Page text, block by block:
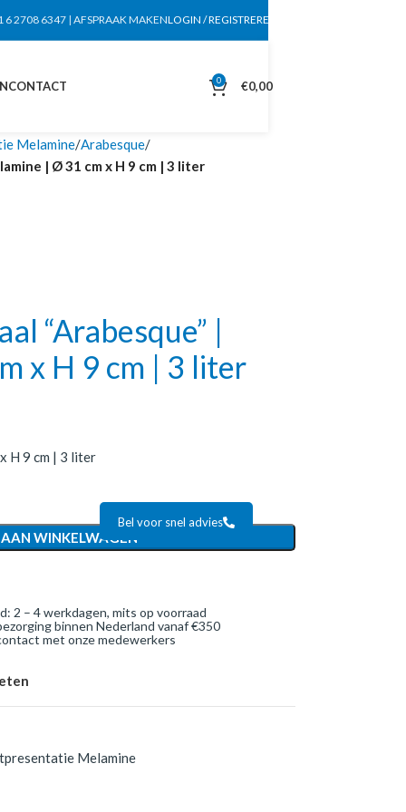
6 2708 6347 | AFSPRAAK MAKENLOGIN / REGISTREREN
CONTACT 0 €0,00
Melamine Arabesque
| Ø 31 cm x H 9 cm | 3 liter
“Arabesque” |
x H 9 cm | 3 liter
H 9 cm | 3 liter
WINKELWAGEN
Bel voor snel advies
2 – 4 werkdagen, mits op voorraad
binnen Nederland vanaf €350
met onze medewerkers
Melamine